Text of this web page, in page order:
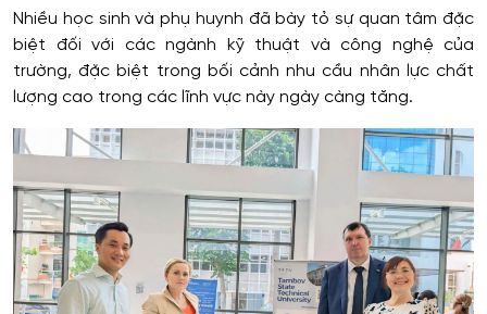
Nhiều học sinh và phụ huynh đã bày tỏ sự quan tâm đặc
biệt đối với các ngành kỹ thuật và công nghệ của
trường, đặc biệt trong bối cảnh nhu cầu nhân lực chất
lượng cao trong các lĩnh vực này ngày càng tăng.